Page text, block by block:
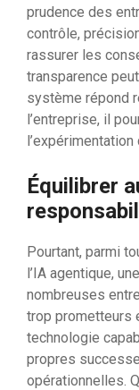
prudence des
contrôle,
rassurer les
transparence
système répond
l’entreprise, il
Équilibrer
Pourtant, parmi
l’IA agentique,
nombreuses
trop prometteurs
technologie
propres
opérationnelles.